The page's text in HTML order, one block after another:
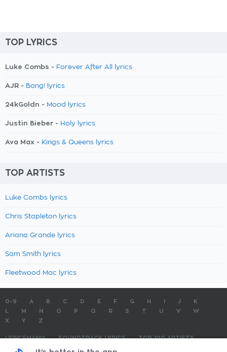
TOP LYRICS
Luke Combs - Forever After All lyrics
AJR - Bang! lyrics
24kGoldn - Mood lyrics
Justin Bieber - Holy lyrics
Ava Max - Kings & Queens lyrics
TOP ARTISTS
Luke Combs lyrics
Chris Stapleton lyrics
Ariana Grande lyrics
Sam Smith lyrics
Fleetwood Mac lyrics
0-9 A B C D E F G H J
K
M N O P Q R S T U V
W
X
Y Z
LYRICSMANIA SOUNDTRACK LYRICS
TOP 100 ARTISTS
TOP 100 LYRICS